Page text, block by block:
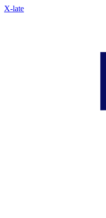
X-late